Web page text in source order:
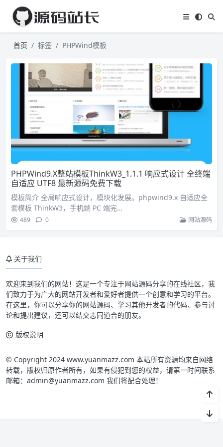
首页 标签 PHPWind模板
PHPWind9.X整站模板ThinkW3_1.1.1 响应式设计 全终端
自适应 UTF8 最新源码免费下载
模板简介 全局响应式设计，模块化发展。phpwind9.x 自适应全
套模板 ThinkW3，手机端 PC 端完…
489 0 网站源码
关于我们
欢迎来到我们的网站！这是一个专注于网站源码分享的在线社区，我
们致力于为广大的网站开发者和爱好者提供一个创意和学习的平台。
在这里，你可以分享你的网站源码、学习其他开发者的代码、参与讨
论和提出建议，还可以结交志同道合的朋友。
版权说明
© Copyright 2024 www.yuanmazz.com 本站所有资源均来自网络
转载，版权归原作者所有，如果有侵犯到您的权益，请第一时间联系
邮箱：admin@yuanmazz.com 我们将配合处理！